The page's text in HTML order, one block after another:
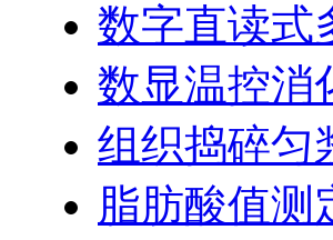
数字直读式
数显温控消
组织捣碎匀
脂肪酸值测